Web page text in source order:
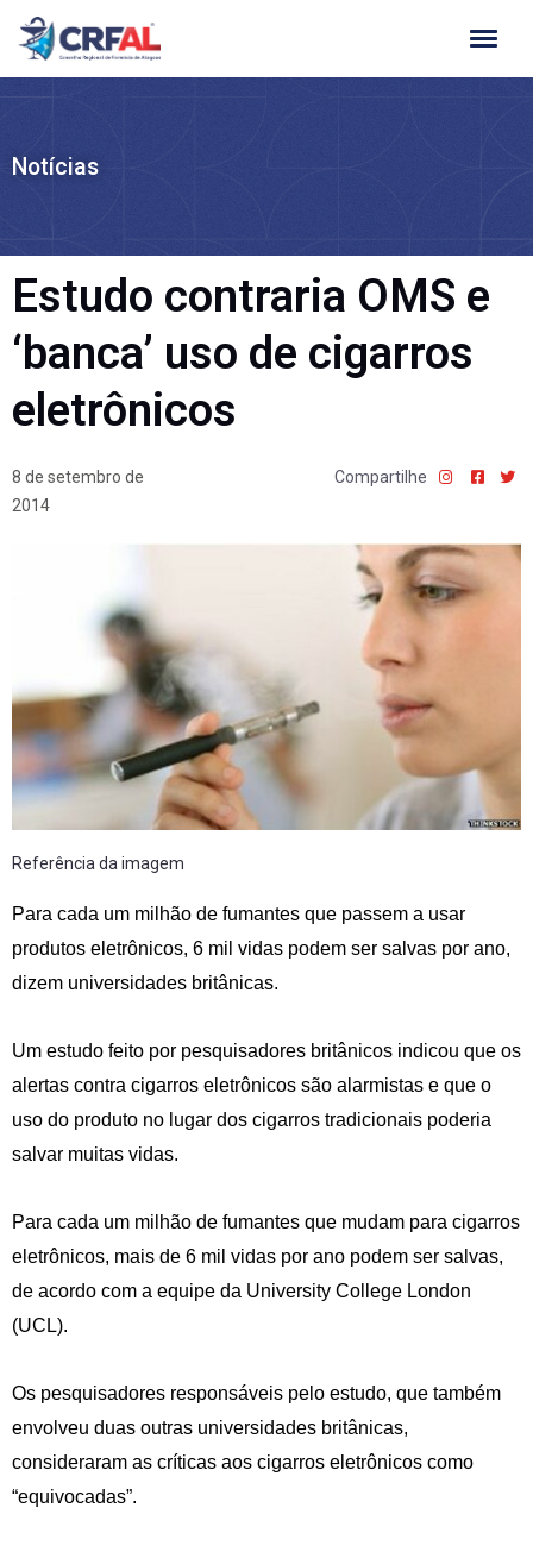
Ir
para
Notícias
Estudo contraria OMS e
‘banca’ uso de cigarros
eletrônicos
8 de setembro de
2014
Compartilhe
Referência da imagem
Para cada um milhão de fumantes que passem a usar
produtos eletrônicos, 6 mil vidas podem ser salvas por ano,
dizem universidades britânicas.
Um estudo feito por pesquisadores britânicos indicou que os
alertas contra cigarros eletrônicos são alarmistas e que o
uso do produto no lugar dos cigarros tradicionais poderia
salvar muitas vidas.
Para cada um milhão de fumantes que mudam para cigarros
eletrônicos, mais de 6 mil vidas por ano podem ser salvas,
de acordo com a equipe da University College London
(UCL).
Os pesquisadores responsáveis pelo estudo, que também
envolveu duas outras universidades britânicas,
consideraram as críticas aos cigarros eletrônicos como
“equivocadas”.